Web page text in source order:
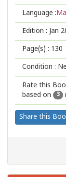
Language :
Edition : Jan
Page(s) : 130
Condition :
Rate this
based on
3
Share this